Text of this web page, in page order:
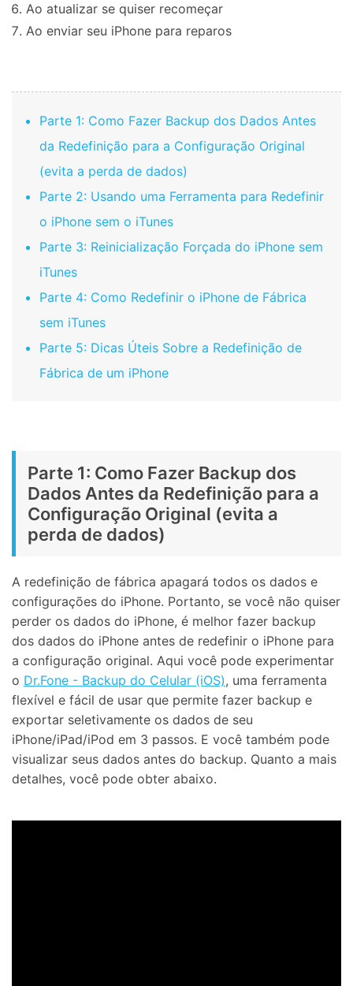
Ao atualizar se quiser recomeçar
Ao enviar seu iPhone para reparos
Parte 1: Como Fazer Backup dos Dados Antes
da Redefinição para a Configuração Original
(evita a perda de dados)
Parte 2: Usando uma Ferramenta para Redefinir
o iPhone sem o iTunes
Parte 3: Reinicialização Forçada do iPhone sem
iTunes
Parte 4: Como Redefinir o iPhone de Fábrica
sem iTunes
Parte 5: Dicas Úteis Sobre a Redefinição de
Fábrica de um iPhone
Parte 1: Como Fazer Backup dos
Dados Antes da Redefinição para a
Configuração Original (evita a
perda de dados)
A redefinição de fábrica apagará todos os dados e
configurações do iPhone. Portanto, se você não quiser
perder os dados do iPhone, é melhor fazer backup
dos dados do iPhone antes de redefinir o iPhone para
a configuração original. Aqui você pode experimentar
o Dr.Fone - Backup do Celular (iOS), uma ferramenta
flexível e fácil de usar que permite fazer backup e
exportar seletivamente os dados de seu
iPhone/iPad/iPod em 3 passos. E você também pode
visualizar seus dados antes do backup. Quanto a mais
detalhes, você pode obter abaixo.